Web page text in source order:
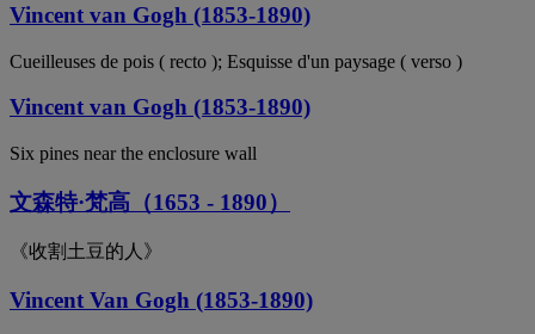
Vincent van Gogh (1853-1890)
Cueilleuses de pois ( recto ); Esquisse d'un paysage ( verso )
Vincent van Gogh (1853-1890)
Six pines near the enclosure wall
文森特·梵高（1653 - 1890）
《收割土豆的人》
Vincent Van Gogh (1853-1890)